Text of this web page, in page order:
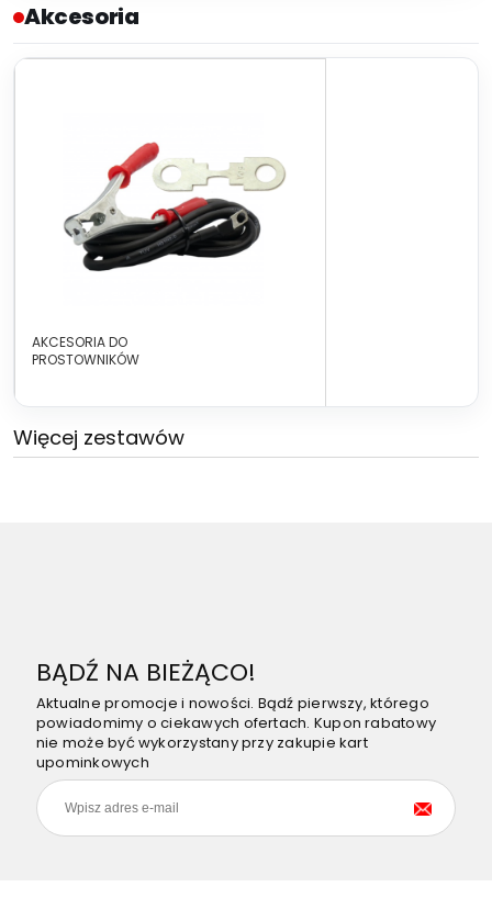
Akcesoria
AKCESORIA DO
PROSTOWNIKÓW
Więcej zestawów
BĄDŹ NA BIEŻĄCO!
Aktualne promocje i nowości. Bądź pierwszy, którego
powiadomimy o ciekawych ofertach. Kupon rabatowy
nie może być wykorzystany przy zakupie kart
upominkowych